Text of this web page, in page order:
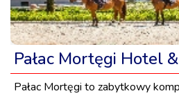
Pałac Mortęgi Hotel
Pałac Mortęgi to zabytkowy